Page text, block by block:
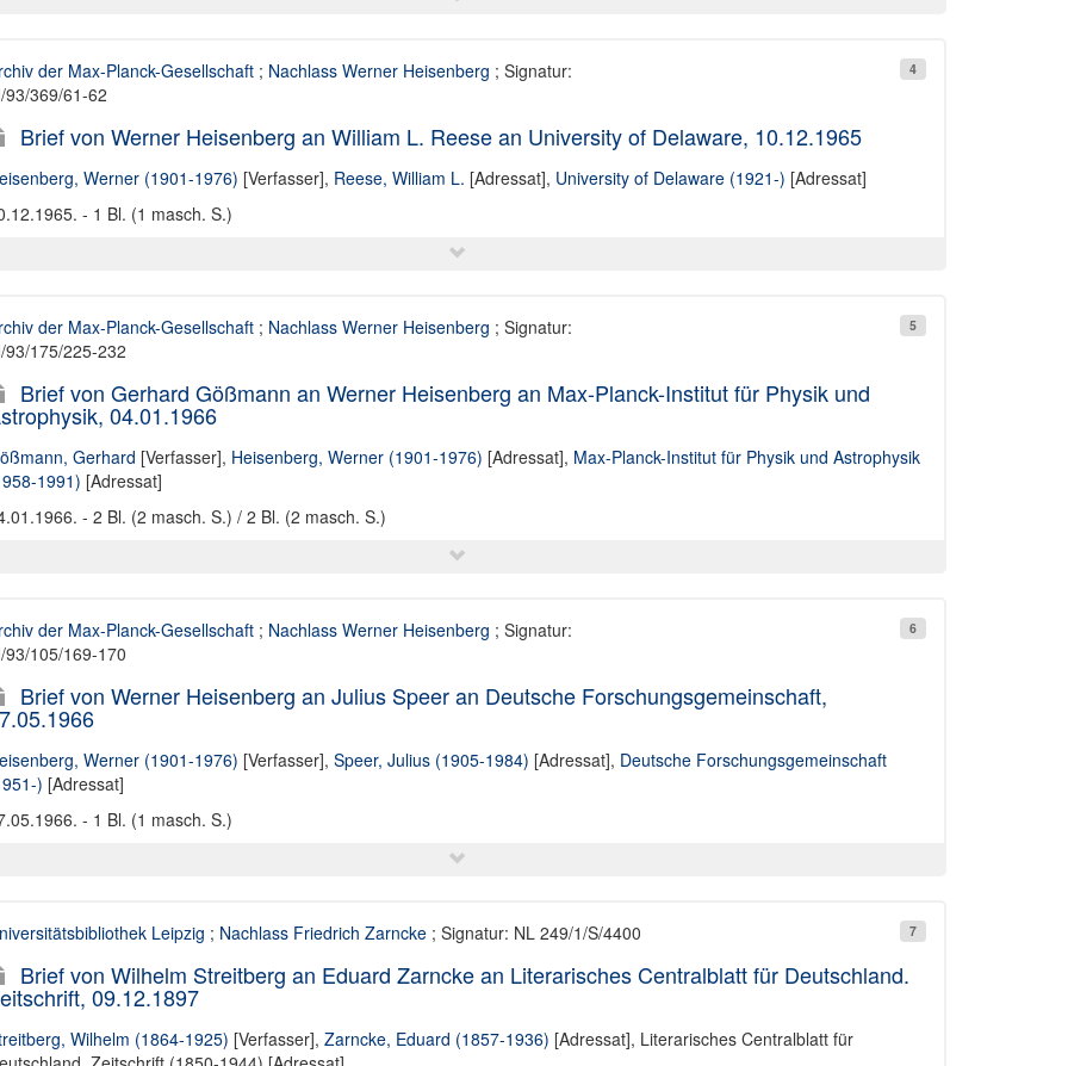
4
der Max-Planck-Gesellschaft; Nachlass Werner Heisenberg ; Signatur:
93/369/61-62
Brief von Werner Heisenberg an William L. Reese an University of Delaware, 10.12.1965
Werner (1901-1976) [Verfasser], Reese, William L. [Adressat], University of Delaware (1921-) [Adressat]
- 1 Bl. (1 masch. S.)
5
der Max-Planck-Gesellschaft; Nachlass Werner Heisenberg ; Signatur:
93/175/225-232
Brief von Gerhard Gößmann an Werner Heisenberg an Max-Planck-Institut für Physik und
04.01.1966
Gerhard [Verfasser], Heisenberg, Werner (1901-1976) [Adressat], Max-Planck-Institut für Physik und Astrophysik
1991) [Adressat]
- 2 Bl. (2 masch. S.) / 2 Bl. (2 masch. S.)
6
der Max-Planck-Gesellschaft; Nachlass Werner Heisenberg ; Signatur:
93/105/169-170
Brief von Werner Heisenberg an Julius Speer an Deutsche Forschungsgemeinschaft,
Werner (1901-1976) [Verfasser], Speer, Julius (1905-1984) [Adressat], Deutsche Forschungsgemeinschaft
) [Adressat]
- 1 Bl. (1 masch. S.)
7
Leipzig ; Nachlass Friedrich Zarncke; Signatur: NL 249/1/S/4400
Brief von Wilhelm Streitberg an Eduard Zarncke an Literarisches Centralblatt für Deutschland.
09.12.1897
Wilhelm (1864-1925) [Verfasser], Zarncke, Eduard (1857-1936) [Adressat], Literarisches Centralblatt für